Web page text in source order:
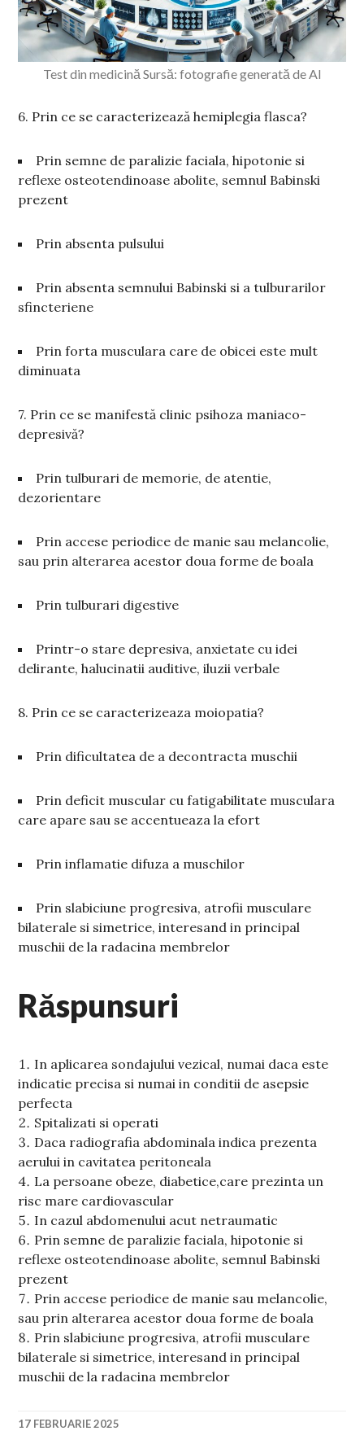
Test din medicină Sursă: fotografie generată de AI
6. Prin ce se caracterizează hemiplegia flasca?
Prin semne de paralizie faciala, hipotonie si
reflexe osteotendinoase abolite, semnul Babinski
prezent
Prin absenta pulsului
Prin absenta semnului Babinski si a tulburarilor
sfincteriene
Prin forta musculara care de obicei este mult
diminuata
7. Prin ce se manifestă clinic psihoza maniaco-
depresivă?
Prin tulburari de memorie, de atentie,
dezorientare
Prin accese periodice de manie sau melancolie,
sau prin alterarea acestor doua forme de boala
Prin tulburari digestive
Printr-o stare depresiva, anxietate cu idei
delirante, halucinatii auditive, iluzii verbale
8. Prin ce se caracterizeaza moiopatia?
Prin dificultatea de a decontracta muschii
Prin deficit muscular cu fatigabilitate musculara
care apare sau se accentueaza la efort
Prin inflamatie difuza a muschilor
Prin slabiciune progresiva, atrofii musculare
bilaterale si simetrice, interesand in principal
muschii de la radacina membrelor
Răspunsuri
In aplicarea sondajului vezical, numai daca este
indicatie precisa si numai in conditii de asepsie
perfecta
Spitalizati si operati
Daca radiografia abdominala indica prezenta
aerului in cavitatea peritoneala
La persoane obeze, diabetice,care prezinta un
risc mare cardiovascular
In cazul abdomenului acut netraumatic
Prin semne de paralizie faciala, hipotonie si
reflexe osteotendinoase abolite, semnul Babinski
prezent
Prin accese periodice de manie sau melancolie,
sau prin alterarea acestor doua forme de boala
Prin slabiciune progresiva, atrofii musculare
bilaterale si simetrice, interesand in principal
muschii de la radacina membrelor
17 FEBRUARIE 2025